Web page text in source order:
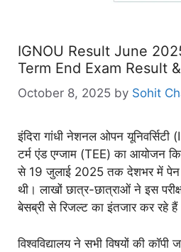
IGNOU Result June
Term End Exam Result
October 8, 2025 by Sohit
इंदिरा गांधी नेशनल ओपन
टर्म एंड एग्जाम (TEE) का आयोजन
से 19 जुलाई 2025 तक देशभर में पेन
थी। लाखों छात्र-छात्राओं ने इस
बेसब्री से रिजल्ट का इंतजार कर रहे
विश्वविद्यालय ने सभी विषयों की